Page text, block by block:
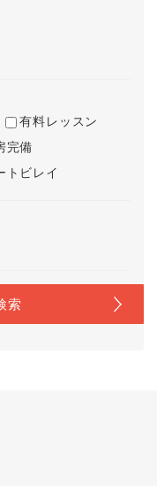
有料レッスン
完備
トビレイ